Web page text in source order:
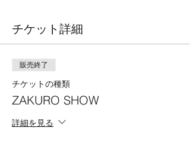
チケット詳細
販売終了
チケットの種類
ZAKURO SHOW
詳細を見る